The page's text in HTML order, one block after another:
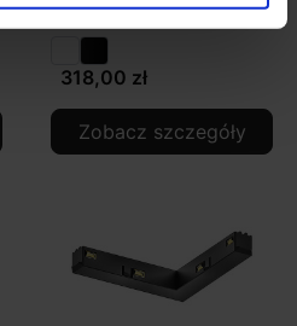
STUCCHI 9518
318,00 zł
Zobacz szczegóły